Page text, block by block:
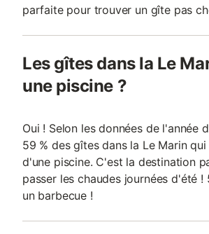
parfaite pour trouver un gîte pas
Les gîtes dans la Le
une piscine ?
Oui ! Selon les données de l'année
59 % des gîtes dans la Le Marin
d'une piscine. C'est la destination
passer les chaudes journées d'été !
un barbecue !